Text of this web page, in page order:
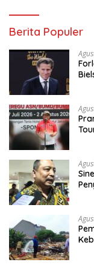
Berita Populer